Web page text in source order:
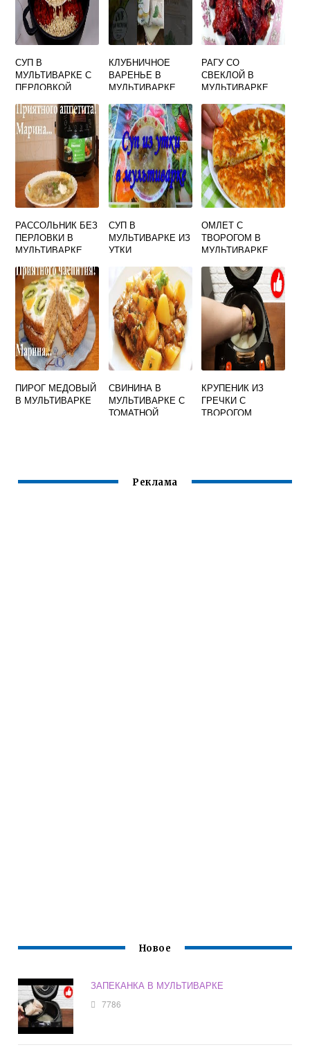
СУП В
МУЛЬТИВАРКЕ С
ПЕРЛОВКОЙ
КЛУБНИЧНОЕ
ВАРЕНЬЕ В
МУЛЬТИВАРКЕ
РАГУ СО
СВЕКЛОЙ В
МУЛЬТИВАРКЕ
РАССОЛЬНИК БЕЗ
ПЕРЛОВКИ В
МУЛЬТИВАРКЕ
СУП В
МУЛЬТИВАРКЕ ИЗ
УТКИ
ОМЛЕТ С
ТВОРОГОМ В
МУЛЬТИВАРКЕ
ПИРОГ МЕДОВЫЙ
В МУЛЬТИВАРКЕ
СВИНИНА В
МУЛЬТИВАРКЕ С
ТОМАТНОЙ
КРУПЕНИК ИЗ
ГРЕЧКИ С
ТВОРОГОМ
Реклама
Новое
ЗАПЕКАНКА В МУЛЬТИВАРКЕ
7786